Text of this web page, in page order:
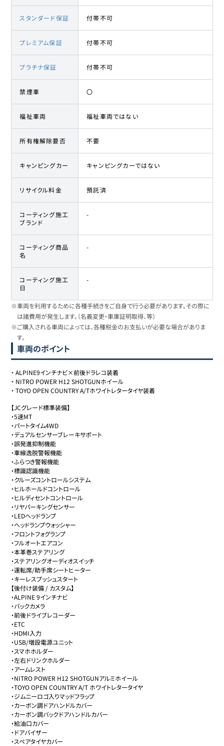
スタンダード保証 付帯不可
プレミアム保証 付帯不可
プラチナ保証 付帯不可
禁煙車 〇
福祉車両 福祉車両ではない
所有権解除要否 不要
キャンピングカー キャンピングカーではない
リサイクル料金 預託済
コーティング施工
ブランド
-
コーティング商品
名
-
コーティング施工
日
-
※車両を利用するために各種手続きをご自身で行う必要があります。その際に
は諸費用が発生します。（名義変更・車庫証明取得、等）
※ご購入される車両によっては、各種税金のお支払いが必要な場合がありま
す。
車両のポイント
・ALPINE9インチナビ×前後ドラレコ装着
・ NITRO POWER H12 SHOTGUNホイール
・TOYO OPEN COUNTRY A/Tホワイトレタータイヤ装着
【JCグレード標準装備】
・5速MT
・パートタイム4WD
・デュアルセンサーブレーキサポート
・誤発進抑制機能
・車線逸脱警報機能
・ふらつき警報機能
・標識認識機能
・クルーズコントロールシステム
・ヒルホールドコントロール
・ヒルディセントコントロール
・リヤパーキングセンサー
・LEDヘッドランプ
・ヘッドランプウォッシャー
・フロントフォグランプ
・フルオートエアコン
・本革巻ステアリング
・ステアリングオーディオスイッチ
・運転席/助手席シートヒーター
・キーレスプッシュスタート
【後付け装備 / カスタム】
・ALPINE 9インチナビ
・バックカメラ
・前後ドライブレコーダー
・ETC
・HDMI入力
・USB/増設電源ユニット
・スマホホルダー
・左右ドリンクホルダー
・アームレスト
・NITRO POWER H12 SHOTGUNアルミホイール
・TOYO OPEN COUNTRY A/T ホワイトレタータイヤ
・ジムニーロゴ入りマッドフラップ
・カーボン調ドアハンドルカバー
・カーボン調バックドアハンドルカバー
・給油口カバー
・ドアバイザー
・スペアタイヤカバー